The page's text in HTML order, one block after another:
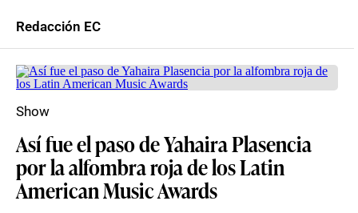
Redacción EC
Así fue el paso de Yahaira Plasencia
por la alfombra roja de los Latin
American Music Awards
Show